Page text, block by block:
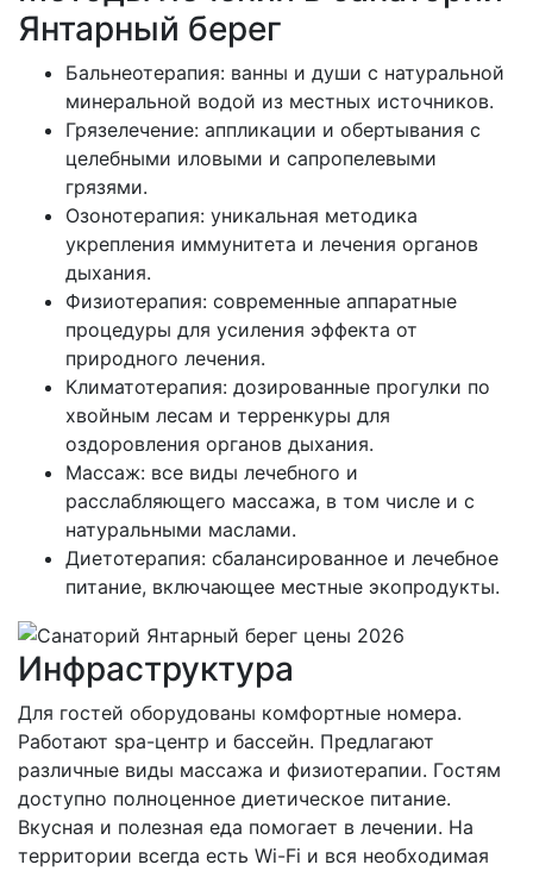
Янтарный берег
Бальнеотерапия: ванны и души с натуральной
минеральной водой из местных источников.
Грязелечение: аппликации и обертывания с
целебными иловыми и сапропелевыми
грязями.
Озонотерапия: уникальная методика
укрепления иммунитета и лечения органов
дыхания.
Физиотерапия: современные аппаратные
процедуры для усиления эффекта от
природного лечения.
Климатотерапия: дозированные прогулки по
хвойным лесам и терренкуры для
оздоровления органов дыхания.
Массаж: все виды лечебного и
расслабляющего массажа, в том числе и с
натуральными маслами.
Диетотерапия: сбалансированное и лечебное
питание, включающее местные экопродукты.
Инфраструктура
Для гостей оборудованы комфортные номера.
Работают spa-центр и бассейн. Предлагают
различные виды массажа и физиотерапии. Гостям
доступно полноценное диетическое питание.
Вкусная и полезная еда помогает в лечении. На
территории всегда есть Wi-Fi и вся необходимая